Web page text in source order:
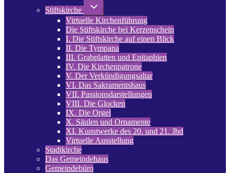
Stiftskirche
Unternavigation
Stiftskirche
Virtuelle Kirchenführung
Die Stiftskirche bei Kerzenschein
I. Die Stiftskirche auf einen Blick
II. Die Tympana
III. Grabplatten und Epitaphien
IV. Die Kirchenpatrone
V. Der Verkündigungsaltar
VI. Das Sakramentshaus
VII. Passionsdarstellungen
VIII. Die Glocken
IX. Die Orgel
X. Säulen und Ornamente
XI. Kunstwerke des 20. und 21. Jhd
Virtuelle Ausstellung
Stadtkirche
Das Gemeindehaus
Gemeindebüro